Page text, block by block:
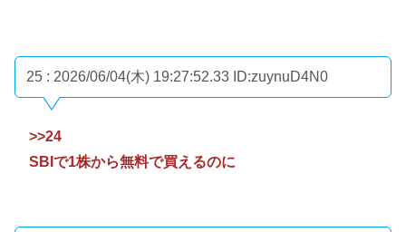
25 : 2026/06/04(木) 19:27:52.33 ID:zuynuD4N0
>>24
SBIで1株から無料で買えるのに